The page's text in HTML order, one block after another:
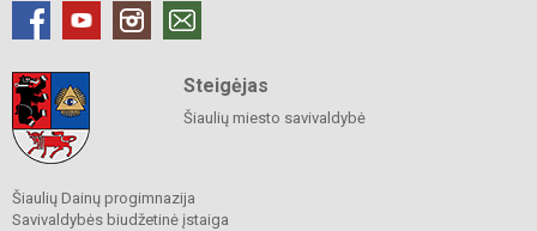
Steigėjas
Šiaulių miesto savivaldybė
Šiaulių Dainų progimnazija
Savivaldybės biudžetinė įstaiga